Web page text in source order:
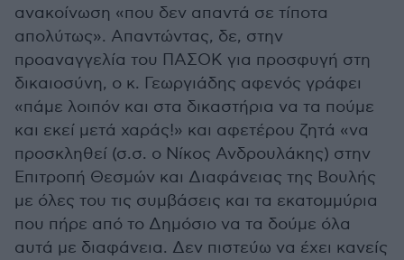
ανακοίνωση «που δεν απαντά σε τίποτα
απολύτως». Απαντώντας, δε, στην
προαναγγελία του ΠΑΣΟΚ για προσφυγή στη
δικαιοσύνη, ο κ. Γεωργιάδης αφενός γράφει
«πάμε λοιπόν και στα δικαστήρια να τα πούμε
και εκεί μετά χαράς!» και αφετέρου ζητά «να
προσκληθεί (σ.σ. ο Νίκος Ανδρουλάκης) στην
Επιτροπή Θεσμών και Διαφάνειας της Βουλής
με όλες του τις συμβάσεις και τα εκατομμύρια
που πήρε από το Δημόσιο να τα δούμε όλα
αυτά με διαφάνεια. Δεν πιστεύω να έχει κανείς